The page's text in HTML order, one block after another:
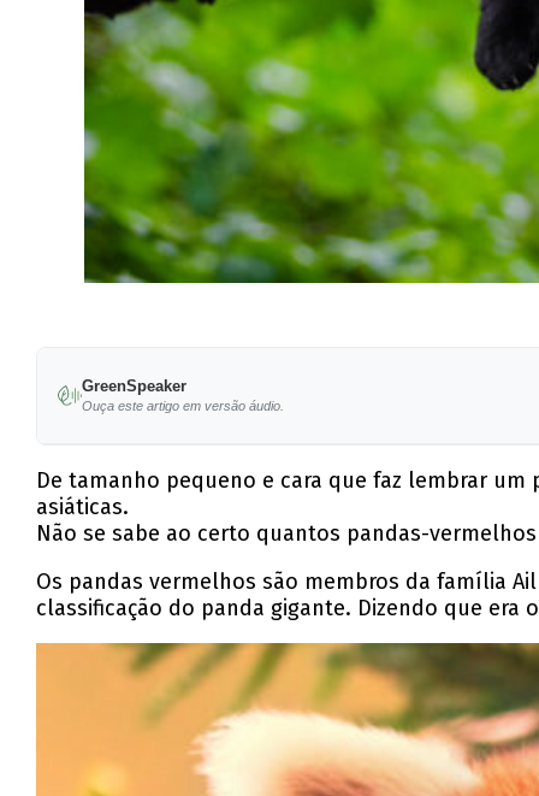
GreenSpeaker
Ouça este artigo em versão áudio.
De tamanho pequeno e cara que faz lembrar
asiáticas.
Não se sabe ao certo quantos pandas-
Os pandas vermelhos são membros da família
classificação do panda gigante. Dizendo que era